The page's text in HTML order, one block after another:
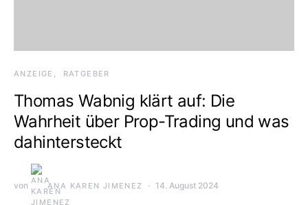
ANZEIGE RATGEBER
Thomas Wabnig klärt auf: Die
Wahrheit über Prop-Trading und was
dahintersteckt
von ANA KAREN JIMENEZ 14. August 2024